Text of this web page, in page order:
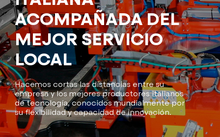
ACOMPAÑADA DEL
MEJOR SERVICIO
LOCAL
Hacemos cortas las distancias entre su
empresa y los mejores productores italianos
de tecnología, conocidos mundialmente por
su flexibilidad y capacidad de innovación.